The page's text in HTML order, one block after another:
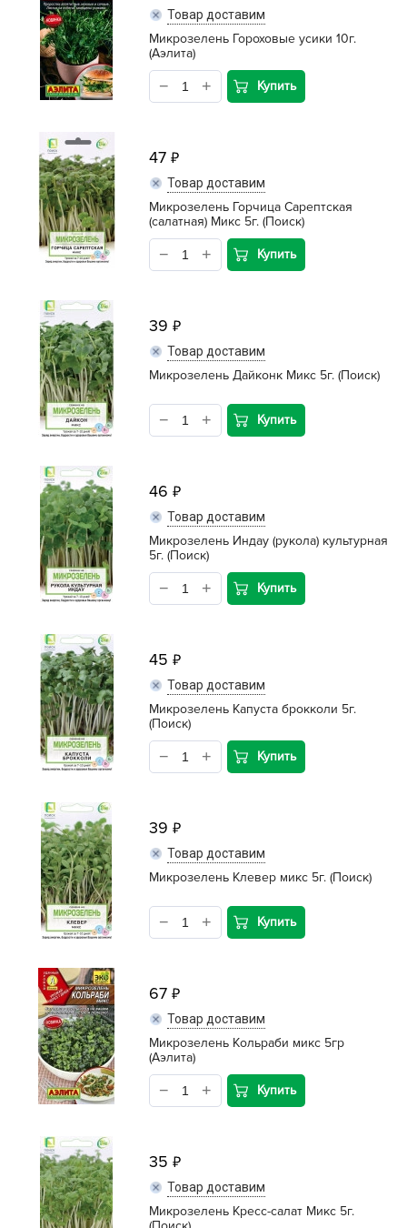
Товар доставим
Микрозелень Гороховые усики 10г.
(Аэлита)
Купить
47
Товар доставим
Микрозелень Горчица Сарептская
(салатная) Микс 5г. (Поиск)
Купить
39
Товар доставим
Микрозелень Дайконк Микс 5г. (Поиск)
Купить
46
Товар доставим
Микрозелень Индау (рукола) культурная
5г. (Поиск)
Купить
45
Товар доставим
Микрозелень Капуста брокколи 5г.
(Поиск)
Купить
39
Товар доставим
Микрозелень Клевер микс 5г. (Поиск)
Купить
67
Товар доставим
Микрозелень Кольраби микс 5гр
(Аэлита)
Купить
35
Товар доставим
Микрозелень Кресс-салат Микс 5г.